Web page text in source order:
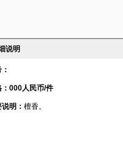
说明
：000人民币/件
明： 檀香。